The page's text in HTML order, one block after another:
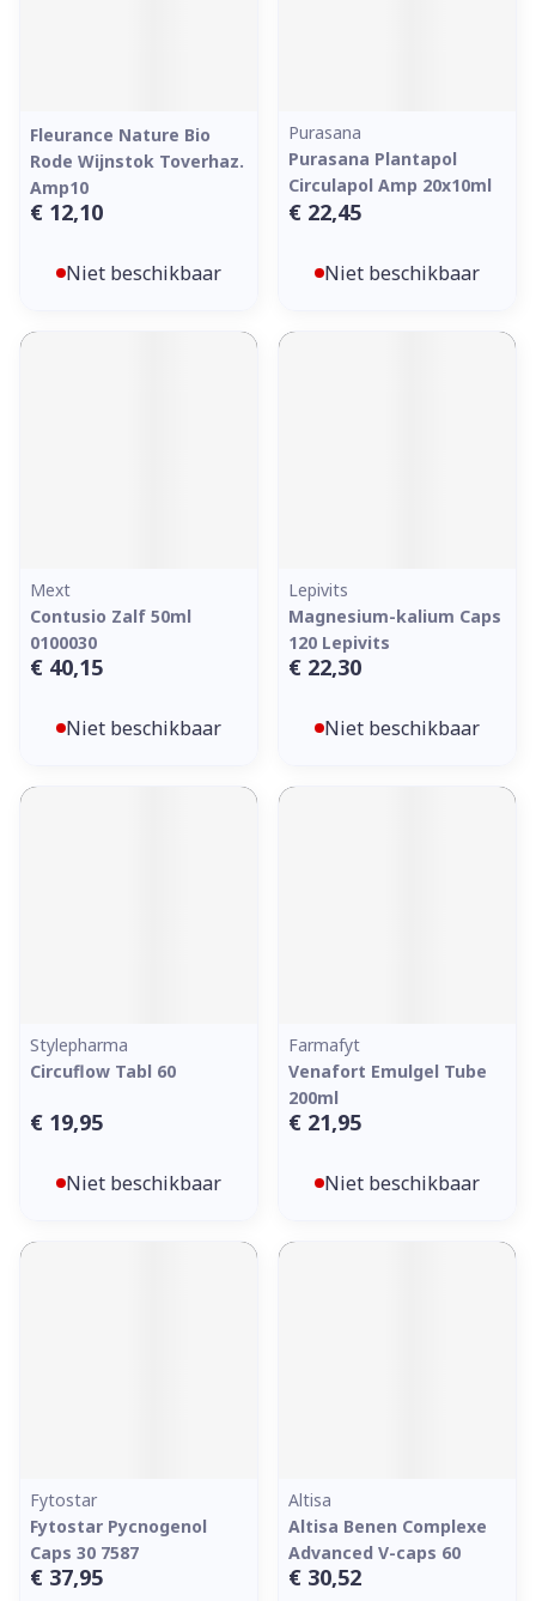
Fleurance Nature Bio
Rode Wijnstok Toverhaz.
Amp10
€ 12,10
Niet beschikbaar
Purasana
Purasana Plantapol
Circulapol Amp 20x10ml
€ 22,45
Niet beschikbaar
Mext
Contusio Zalf 50ml
0100030
€ 40,15
Niet beschikbaar
Lepivits
Magnesium-kalium Caps
120 Lepivits
€ 22,30
Niet beschikbaar
Stylepharma
Circuflow Tabl 60
€ 19,95
Niet beschikbaar
Farmafyt
Venafort Emulgel Tube
200ml
€ 21,95
Niet beschikbaar
Fytostar
Fytostar Pycnogenol
Caps 30 7587
€ 37,95
Altisa
Altisa Benen Complexe
Advanced V-caps 60
€ 30,52